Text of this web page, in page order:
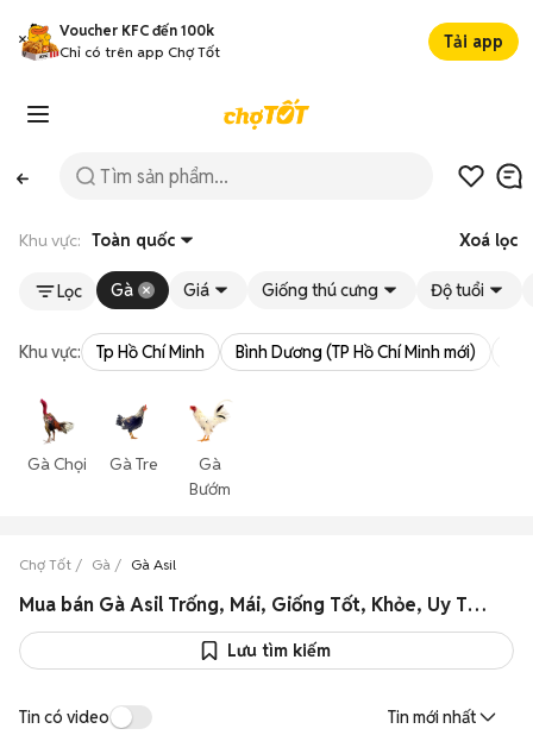
Voucher KFC đến 100k
Chỉ có trên app Chợ Tốt
Tải app
Khu vực: Toàn quốc Xoá lọc
Lọc Gà Giá Giống thú cưng Độ tuổi
Khu vực: Tp Hồ Chí Minh Bình Dương (TP Hồ Chí Minh mới)
Gà Chọi Gà Tre
Gà
Bướm
Chợ Tốt Gà Gà Asil
Mua bán Gà Asil Trống, Mái, Giống Tốt, Khỏe, Uy Tín, Giá Rẻ
Lưu tìm kiếm
Tin có video Tin mới nhất